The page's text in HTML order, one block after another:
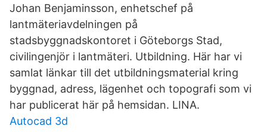
Johan Benjaminsson, enhetschef på
lantmäteriavdelningen på
stadsbyggnadskontoret i Göteborgs Stad,
civilingenjör i lantmäteri. Utbildning. Här har vi
samlat länkar till det utbildningsmaterial kring
byggnad, adress, lägenhet och topografi som vi
har publicerat här på hemsidan. LINA.
Autocad 3d